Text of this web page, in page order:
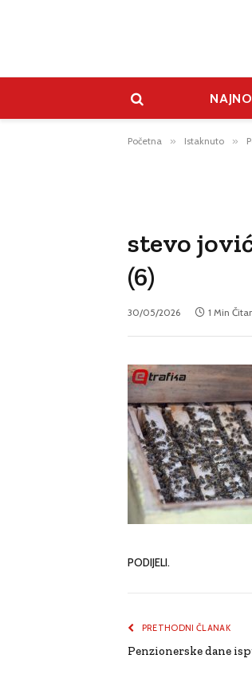
Početna » Istaknuto »
stevo
(6)
30/05/2026 1 Min
PODIJELI.
PRETHODNI ČLANAK
Penzionerske dane